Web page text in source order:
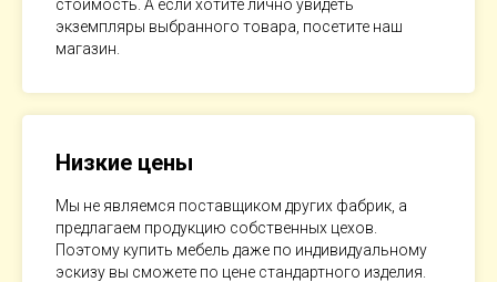
стоимость. А если хотите лично увидеть
экземпляры выбранного товара, посетите наш
магазин.
Низкие цены
Мы не являемся поставщиком других фабрик, а
предлагаем продукцию собственных цехов.
Поэтому купить мебель даже по индивидуальному
эскизу вы сможете по цене стандартного изделия.